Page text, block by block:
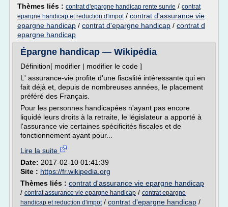
Thèmes liés : contrat d'epargne handicap rente survie / contrat
epargne handicap et reduction d'impot/ contrat d'assurance vie
epargne handicap / contrat d'epargne handicap / contrat d
epargne handicap
Épargne handicap — Wikipédia
Définition[ modifier | modifier le code ]
L' assurance-vie profite d'une fiscalité intéressante qui en
fait déjà et, depuis de nombreuses années, le placement
préféré des Français.
Pour les personnes handicapées n'ayant pas encore
liquidé leurs droits à la retraite, le législateur a apporté à
l'assurance vie certaines spécificités fiscales et de
fonctionnement ayant pour...
Lire la suite
Date: 2017-02-10 01:41:39
Site : https://fr.wikipedia.org
Thèmes liés : contrat d'assurance vie epargne handicap
/ contrat assurance vie epargne handicap / contrat epargne
handicap et reduction d'impot/ contrat d'epargne handicap /